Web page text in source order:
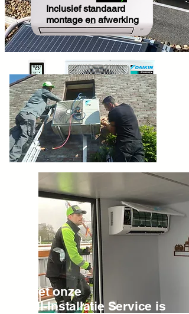
Inclusief standaard
montage en afwerking
Met onze
All-Installatie Service is